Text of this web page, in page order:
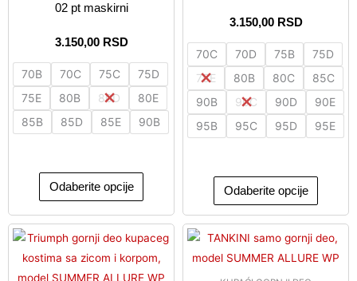
02 pt maskirni
3.150,00 RSD
70B 70C 75C
75D
75E
80B 80D
80E
85B
85D 85E 90B
Odaberite opcije
proizvoda.
3.150,00 RSD
70C 70D 75B
75D
75E
80B 80C
85C
90B
90C 90D
90E
95B
95C 95D 95E
Odaberite opcije
Ovaj
proizvod
ima
Ovaj